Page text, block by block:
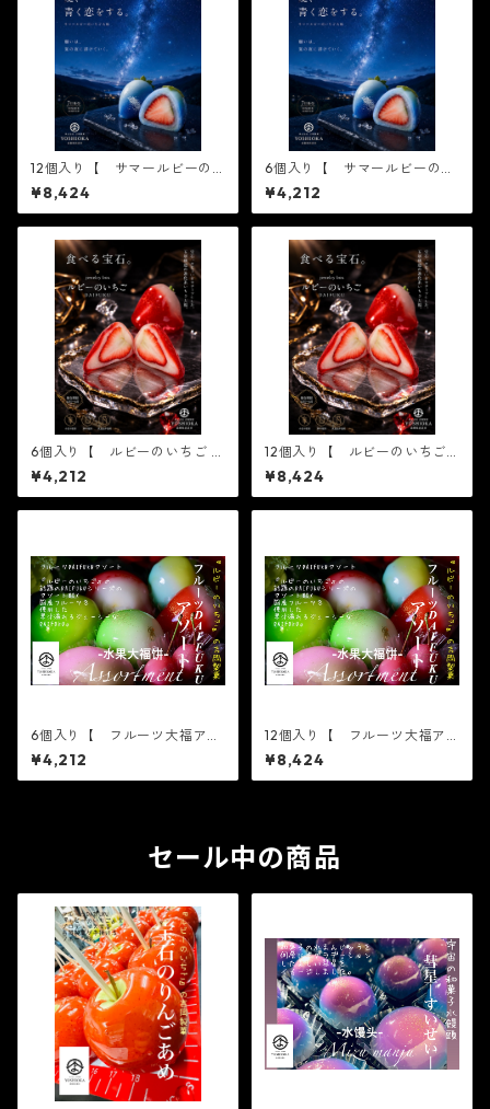
12個入り【 サマールビーの
いちご 6個入り×2箱 】テレ
ビで話題3/16ノンストップ放
送されました！※配送日時指
ーボックス いちご DAIFU
KU ありがとう ２０
２１ spring 春 イチゴ
大福 フルーツ大福 お取り
寄せ テレビで話題
¥8,424
6個入り【 サマールビーのい
ちご 6個入り×1箱 】テレビで
話題3/16ノンストップ放送さ
れました！※配送日時指定必
ックス いちご DAIFUKU
ありがとう ２０２
１ spring 春 イチゴ 大
福 フルーツ大福 お取り寄
せ テレビで話題
¥4,212
6個入り【 ルビーのいちご 6
個入り×1箱 】テレビで話題
3/16ノンストップ放送されま
した！※配送日時指定必須1日
ng 春 イチゴ 大福 フル
ーツ大福 お取り寄せ テレ
ビで話題
¥4,212
12個入り【 ルビーのいちご
6個入り×2箱 】テレビで話
題3/16ノンストップ放送され
ました！※配送日時指定必須1
pring 春 イチゴ 大福 フ
ルーツ大福 お取り寄せ テ
レビで話題
¥8,424
6個入り【 フルーツ大福アソ
ート 6個入り×1箱 】6個入
りバラエティセット【フルー
ツ大福】おまかせ6個入り※配
¥4,212
12個入り【 フルーツ大福ア
ソート 6個入り×2箱 】6個
入りバラエティセット【フル
ーツ大福】おまかせ6個入り※
フルーツ ギフト
¥8,424
セール中の商品